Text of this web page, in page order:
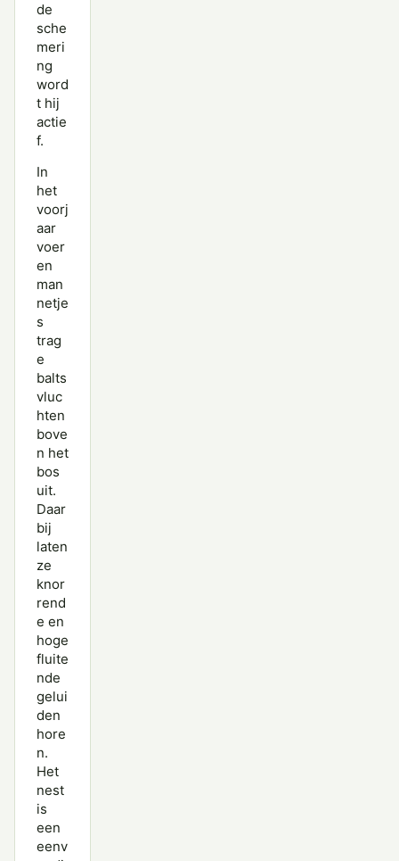
de
sche
meri
ng
word
t hij
actie
f.
In
het
voorj
aar
voer
en
man
netje
s
trag
e
balts
vluc
hten
bove
n het
bos
uit.
Daar
bij
laten
ze
knor
rend
e en
hoge
fluite
nde
gelui
den
hore
n.
Het
nest
is
een
eenv